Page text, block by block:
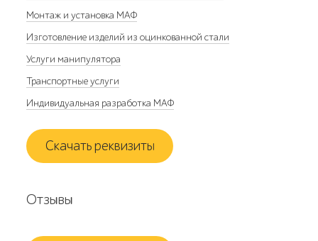
Монтаж и установка МАФ
Изготовление изделий из оцинкованной стали
Услуги манипулятора
Транспортные услуги
Индивидуальная разработка МАФ
Скачать реквизиты
Отзывы